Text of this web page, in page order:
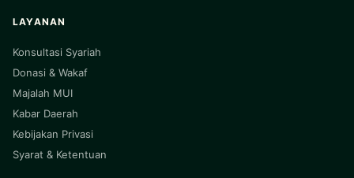
LAYANAN
Konsultasi Syariah
Donasi & Wakaf
Majalah MUI
Kabar Daerah
Kebijakan Privasi
Syarat & Ketentuan